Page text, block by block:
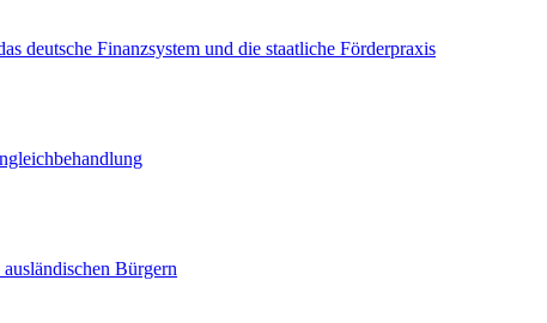
deutsche Finanzsystem und die staatliche Förderpraxis
Bürgern